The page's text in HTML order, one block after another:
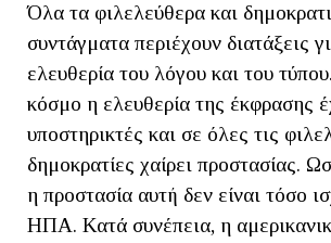
Όλα τα φιλελεύθερα και
συντάγματα περιέχουν διατάξεις
ελευθερία του λόγου και του
κόσμο η ελευθερία της έκφρασης
υποστηρικτές και σε όλες τις
δημοκρατίες χαίρει προστασίας.
η προστασία αυτή δεν είναι τόσο
ΗΠΑ. Κατά συνέπεια, η